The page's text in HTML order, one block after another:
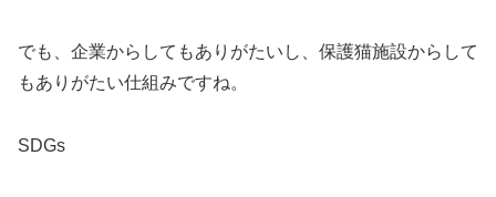
でも、企業からしてもありがたいし、保護猫施設からして
もありがたい仕組みですね。
SDGs